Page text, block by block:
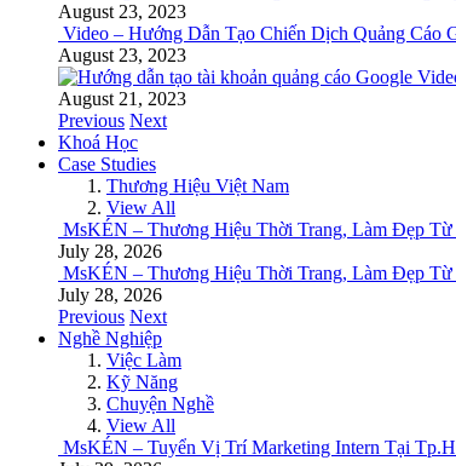
August 23, 2023
Video – Hướng Dẫn Tạo Chiến Dịch Quảng Cáo
August 23, 2023
August 21, 2023
Previous Next
Khoá Học
Case Studies
Thương Hiệu Việt Nam
View All
MsKÉN – Thương Hiệu Thời Trang, Làm Đẹp
July 28, 2026
MsKÉN – Thương Hiệu Thời Trang, Làm Đẹp
July 28, 2026
Previous Next
Nghề Nghiệp
Việc Làm
Kỹ Năng
Chuyện Nghề
View All
MsKÉN – Tuyển Vị Trí Marketing Intern Tại